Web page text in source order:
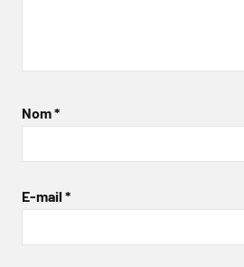
Nom*
E-mail *